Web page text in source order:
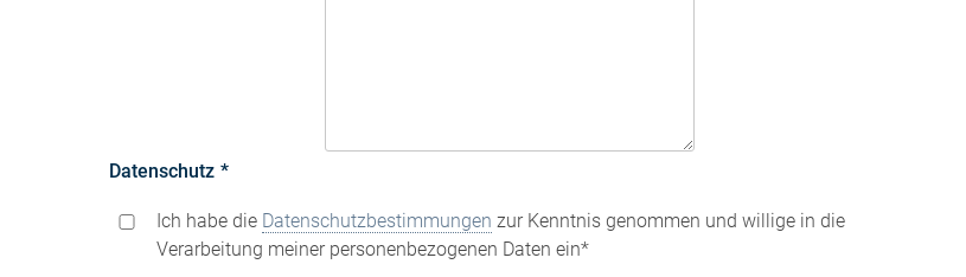
Datenschutz *
Ich habe die Datenschutzbestimmungen zur Kenntnis genommen und willige in die
Verarbeitung meiner personenbezogenen Daten ein*